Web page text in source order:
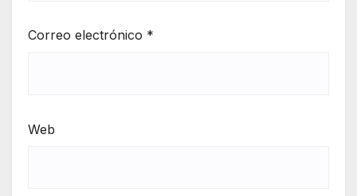
Correo electrónico *
Web